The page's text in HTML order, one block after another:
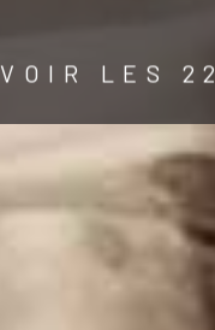
VOIR LES 22